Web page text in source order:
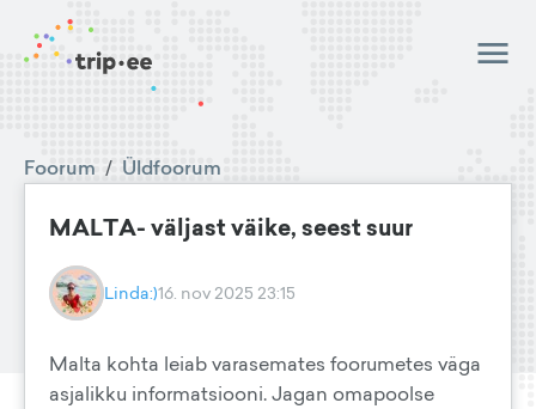
Foorum / Üldfoorum
MALTA- väljast väike, seest suur
Linda:)16. nov 2025 23:15
Malta kohta leiab varasemates foorumetes väga
asjalikku informatsiooni. Jagan omapoolse